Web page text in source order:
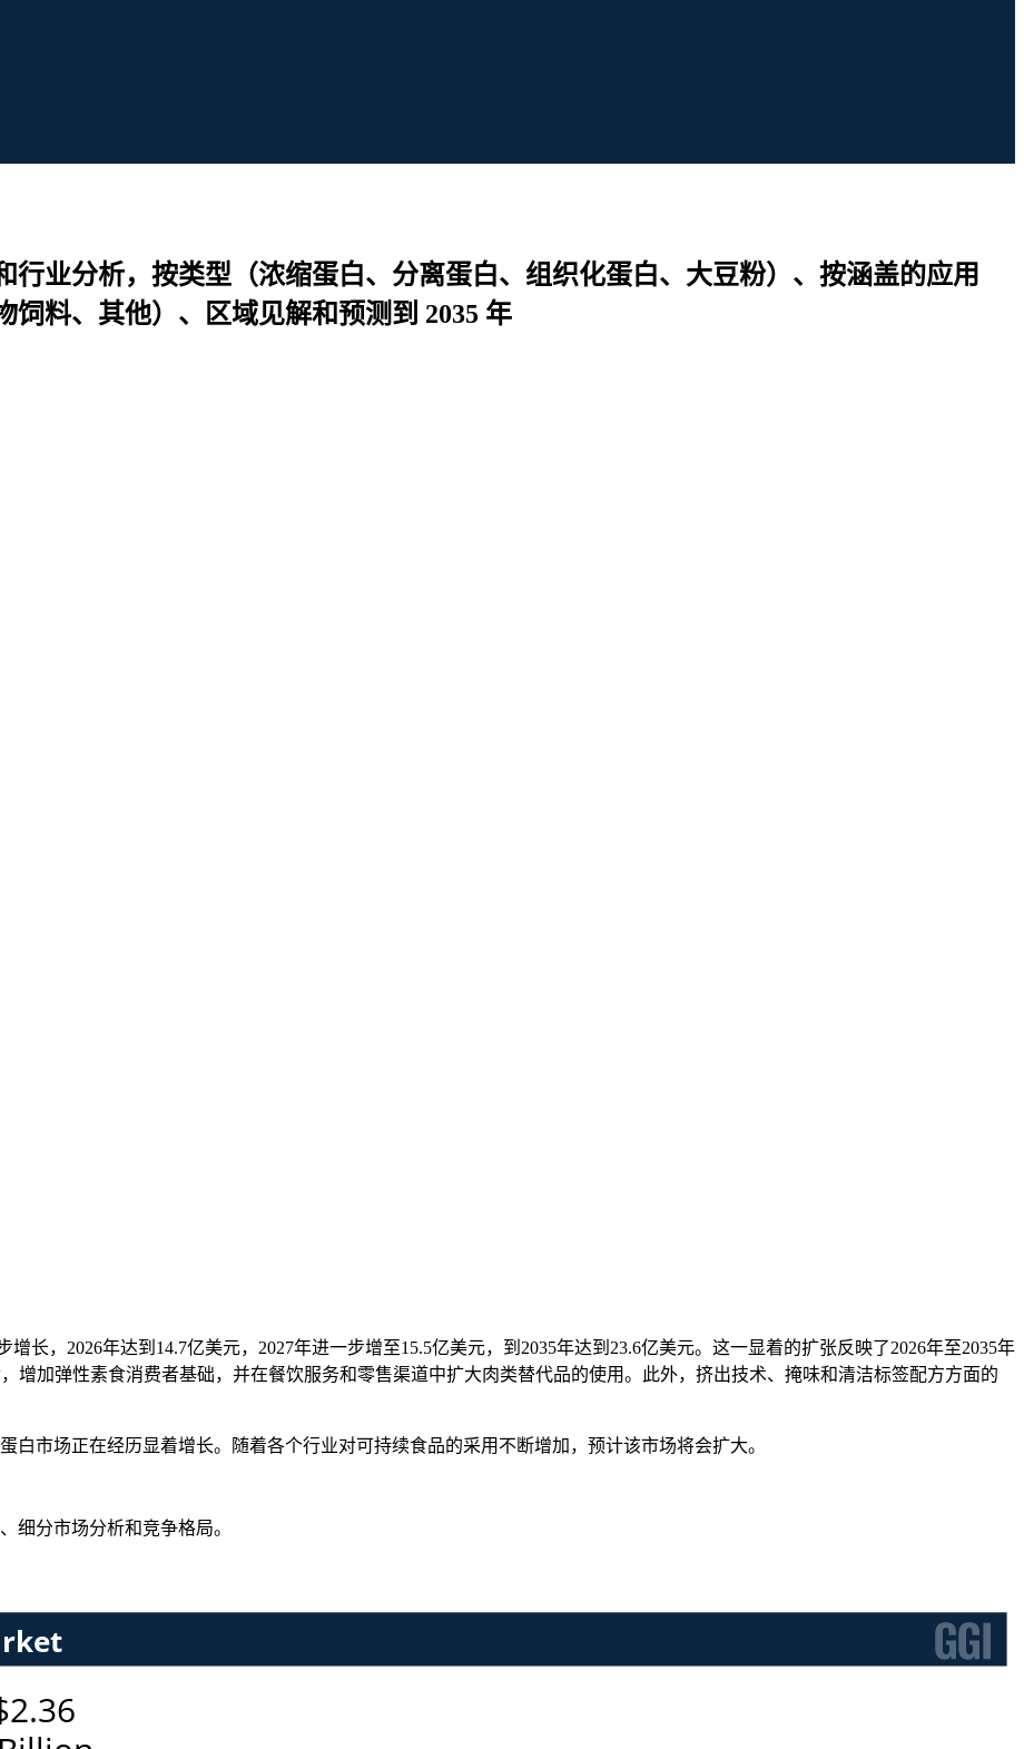
行业分析，按类型（浓缩蛋白、分离蛋白、组织化蛋白、大豆粉）、按涵盖的应用
饲料、其他）、区域见解和预测到 2035 年
长，2026年达到14.7亿美元，2027年进一步增至15.5亿美元，到2035年达到23.6亿美元。这一显着的扩张反映了2026年至2035年
增加弹性素食消费者基础，并在餐饮服务和零售渠道中扩大肉类替代品的使用。此外，挤出技术、掩味和清洁标签配方方面的
市场正在经历显着增长。随着各个行业对可持续食品的采用不断增加，预计该市场将会扩大。
细分市场分析和竞争格局。